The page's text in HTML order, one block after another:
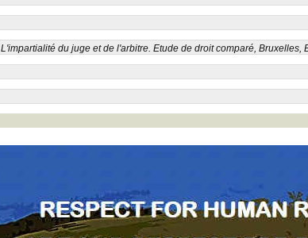
L'impartialité du juge et de l'arbitre. Etude de droit comparé, Bruxelles,